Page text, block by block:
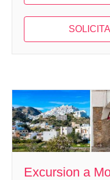
Excursion a